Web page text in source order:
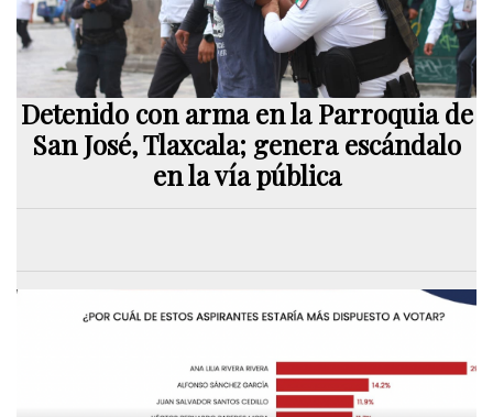
Detenido con arma en la Parroquia de
San José, Tlaxcala; genera escándalo
en la vía pública